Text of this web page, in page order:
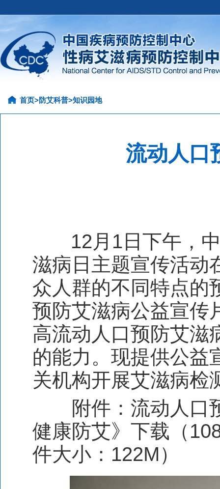
首页>防艾科普>知识园地
流动人口
12月 1 日下午，
滋病日主题宣传活动
众人群的不同特点的
预防艾滋病公益宣传
高流动人口预防艾滋
的能力。现提供公益
关机构开展艾滋病检
附件： 流动人口
健康防艾》下载（
件大小： 122M ）